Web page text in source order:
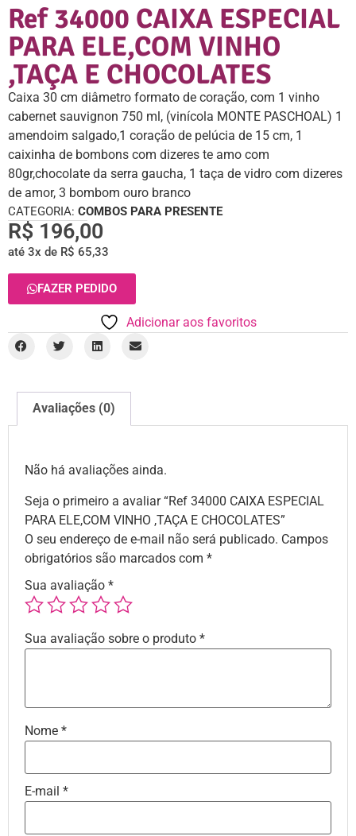
Ref 34000 CAIXA ESPECIAL
PARA ELE,COM VINHO
,TAÇA E CHOCOLATES
Caixa 30 cm diâmetro formato de coração, com 1 vinho
cabernet sauvignon 750 ml, (vinícola MONTE PASCHOAL) 1
amendoim salgado,1 coração de pelúcia de 15 cm, 1
caixinha de bombons com dizeres te amo com
80gr,chocolate da serra gaucha, 1 taça de vidro com dizeres
de amor, 3 bombom ouro branco
CATEGORIA: COMBOS PARA PRESENTE
R$ 196,00
até 3x de R$ 65,33
FAZER PEDIDO
Adicionar aos favoritos
Avaliações (0)
Não há avaliações ainda.
Seja o primeiro a avaliar “Ref 34000 CAIXA ESPECIAL
PARA ELE,COM VINHO ,TAÇA E CHOCOLATES”
O seu endereço de e-mail não será publicado. Campos
obrigatórios são marcados com *
Sua avaliação *
Sua avaliação sobre o produto *
Nome *
E-mail *